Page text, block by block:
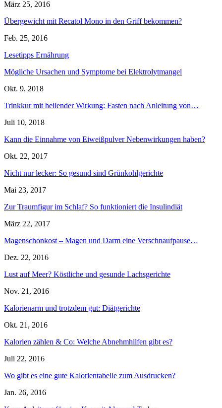
März 25, 2016
Übergewicht mit Recatol Mono in den Griff bekommen?
Feb. 25, 2016
Lesetipps Ernährung
Mögliche Ursachen und Symptome bei Elektrolytmangel
Okt. 9, 2018
Trinkkur mit heilender Wirkung: Fasten nach Anleitung von…
Juli 10, 2018
Kann die Einnahme von Eiweißpulver Nebenwirkungen haben?
Okt. 22, 2017
Nicht nur lecker: So gesund sind Grünkohlgerichte
Mai 23, 2017
Zur Traumfigur im Schlaf? So funktioniert die Insulindiät
März 22, 2017
Magenschonkost – Magen und Darm eine Verschnaufpause…
Dez. 22, 2016
Lust auf Meer? Köstliche und gesunde Lachsgerichte
Nov. 21, 2016
Kalorienarm und trotzdem gut: Diätgerichte
Okt. 21, 2016
Kalorien zählen & Co: Welche Abnehmhilfen gibt es?
Juli 22, 2016
Wo gibt es eine gute Kalorientabelle zum Ausdrucken?
Jan. 26, 2016